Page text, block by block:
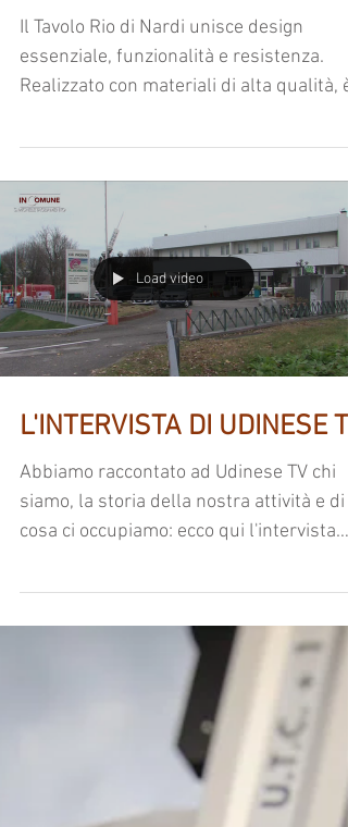
Il Tavolo Rio di Nardi unisce design
essenziale, funzionalità e resistenza.
Realizzato con materiali di alta qualità, è
interni che esterni, garantendo praticità,
manutenzione.
Load video
L'INTERVISTA DI UDINESE TV
Abbiamo raccontato ad Udinese TV chi
siamo, la storia della nostra attività e di
cosa ci occupiamo: ecco qui l'intervista